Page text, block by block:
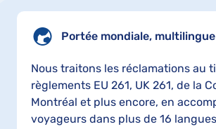
Portée mondiale, multilingue
Nous traitons les réclamations au
règlements EU 261, UK 261, de la
Montréal et plus encore, en
voyageurs dans plus de 16